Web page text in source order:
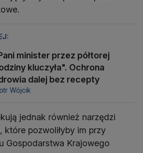
minister przez półtorej
kluczyła". Ochrona
dalej bez recepty
Wójcik
jednak również narzędzi
które pozwoliłyby im przy
Gospodarstwa Krajowego